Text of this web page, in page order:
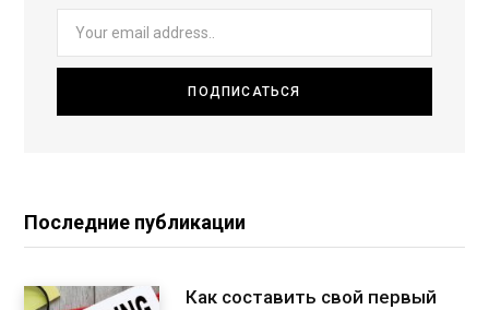
Последние публикации
Как составить свой первый